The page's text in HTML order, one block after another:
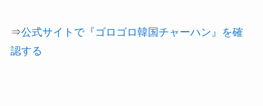
⇒公式サイトで『ゴロゴロ韓国チャーハン』を確
認する